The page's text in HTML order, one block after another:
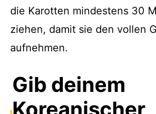
die Karotten mindestens 30
ziehen, damit sie den vollen
aufnehmen.
Gib deinem